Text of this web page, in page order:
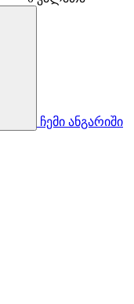
ჩემი ანგარიში